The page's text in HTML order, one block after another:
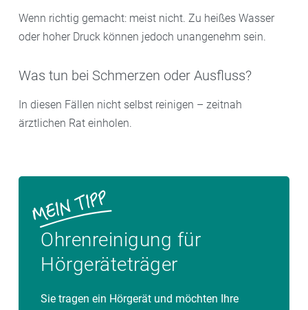
Wenn richtig gemacht: meist nicht. Zu heißes Wasser
oder hoher Druck können jedoch unangenehm sein.
Was tun bei Schmerzen oder Ausfluss?
In diesen Fällen nicht selbst reinigen – zeitnah
ärztlichen Rat einholen.
Ohrenreinigung für
Hörgeräteträger
Sie tragen ein Hörgerät und möchten Ihre